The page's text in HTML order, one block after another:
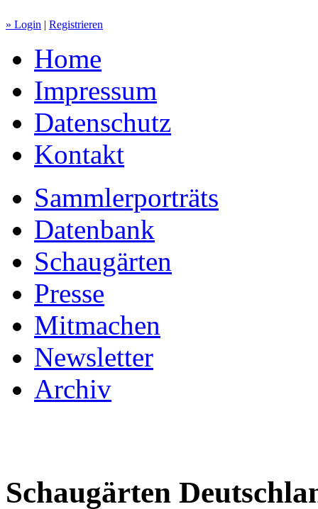
» Login | Registrieren
Home
Impressum
Datenschutz
Kontakt
Sammlerporträts
Datenbank
Schaugärten
Presse
Mitmachen
Newsletter
Archiv
Schaugärten